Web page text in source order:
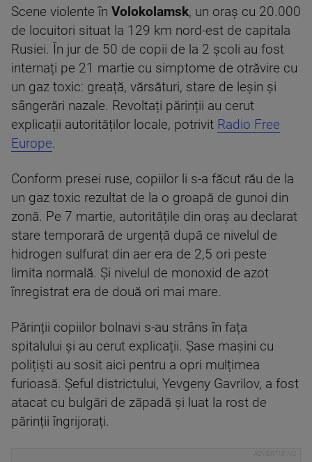
Scene violente în Volokolamsk, un oraș cu 20.000
de locuitori situat la 129 km nord-est de capitala
Rusiei. În jur de 50 de copii de la 2 școli au fost
internați pe 21 martie cu simptome de otrăvire cu
un gaz toxic: greață, vărsături, stare de leșin și
sângerări nazale. Revoltați părinții au cerut
explicații autorităților locale, potrivit Radio Free
Europe.
Conform presei ruse, copiilor li s-a făcut rău de la
un gaz toxic rezultat de la o groapă de gunoi din
zonă. Pe 7 martie, autoritățile din oraș au declarat
stare temporară de urgență după ce nivelul de
hidrogen sulfurat din aer era de 2,5 ori peste
limita normală. Și nivelul de monoxid de azot
înregistrat era de două ori mai mare.
Părinții copiilor bolnavi s-au strâns în fața
spitalului și au cerut explicații. Șase mașini cu
polițiști au sosit aici pentru a opri mulțimea
furioasă. Șeful districtului, Yevgeny Gavrilov, a fost
atacat cu bulgări de zăpadă și luat la rost de
părinții îngrijorați.